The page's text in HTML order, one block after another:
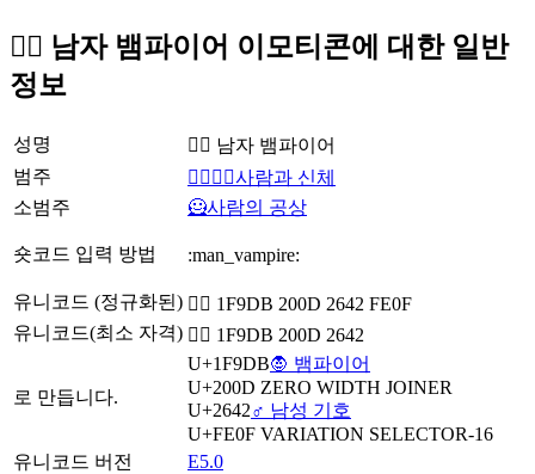
🧛‍♂️ 남자 뱀파이어 이모티콘에 대한 일반
정보
성명
🧛‍♂️ 남자 뱀파이어
범주
👩‍❤️‍💋‍👨사람과 신체
소범주
🦸사람의 공상
숏코드 입력 방법 :man_vampire:
유니코드 (정규화된) 🧛‍♂️ 1F9DB 200D 2642 FE0F
유니코드(최소 자격) 🧛‍♂ 1F9DB 200D 2642
로 만듭니다.
U+1F9DB🧛 뱀파이어
U+200D ZERO WIDTH JOINER
U+2642♂️ 남성 기호
U+FE0F VARIATION SELECTOR-16
유니코드 버전
E5.0